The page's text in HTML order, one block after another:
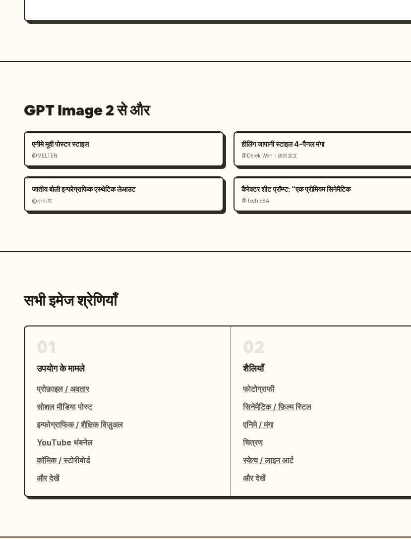
{"title":"CUT11：余韻","scene":"विस्फोट के बाद, युद्ध का मैदान फिर से शांत हो जाता है। बिल्ली एक
language":"जापानी","captions":"प्रत्येक पैनल में काले बार पर सफेद जापानी शीर्षक टेक्स्ट और छवि क्षेत्र
के नीचे एक संक्षिप्त व्याख्यात्मक वाक्य है"},"rendering":{"aspect ratio":"16:9 समग्र
बीच सहज दृश्य निरंतरता"}}
GPT Image 2 से और
एनीमे मूवी पोस्टर स्टाइल
@MELTEN
हीलिंग जापानी स्टाइल 4-पैनल मंगा
@Derek Wen｜德里克文
जातीय बोली इन्फोग्राफिक एस्थेटिक लेआउट
@小小东
कैरेक्टर शीट प्रॉम्प्ट: “एक प्रीमियम सिनेमैटिक
@TechieSA
सभी इमेज श्रेणियाँ
उपयोग के मामले
प्रोफ़ाइल / अवतार
सोशल मीडिया पोस्ट
इन्फोग्राफिक / शैक्षिक विज़ुअल
YouTube थंबनेल
कॉमिक / स्टोरीबोर्ड
और देखें
शैलियाँ
फोटोग्राफी
सिनेमैटिक / फ़िल्म स्टिल
एनिमे / मंगा
चित्रण
स्केच / लाइन आर्ट
और देखें